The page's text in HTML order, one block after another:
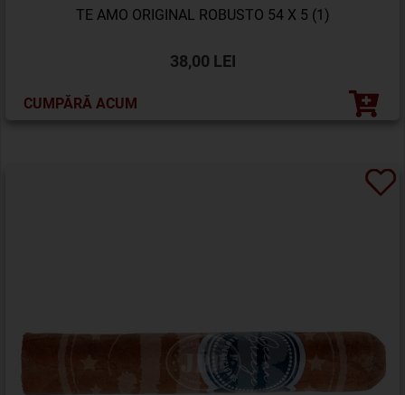
TE AMO ORIGINAL ROBUSTO 54 X 5 (1)
38,00 LEI
CUMPĂRĂ ACUM